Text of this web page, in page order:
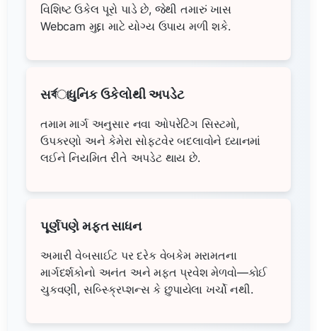
વિશિષ્ટ ઉકેલ પૂરો પાડે છે, જેથી તમારું ખાસ
Webcam મુદ્દા માટે યોગ્ય ઉપાય મળી શકે.
સর্বાધુનિક ઉકેલોથી અપડેટ
તમામ માર્ગ અનુસાર નવા ઓપરેટિંગ સિસ્ટમો,
ઉપકરણો અને કેમેરા સોફટવેર બદલાવોને ધ્યાનમાં
લઈને નિયમિત રીતે અપડેટ થાય છે.
પૂર્ણપણે મફત સાધન
અમારી વેબસાઈટ પર દરેક વેબકેમ મરામતના
માર્ગદર્શકોનો અનંત અને મફત પ્રવેશ મેળવો—કોઈ
ચુકવણી, સબ્સ્ક્રિપ્શન્સ કે છુપાયેલા ખર્ચો નથી.